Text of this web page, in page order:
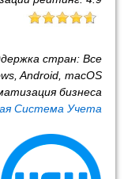
стран: Все
Android, macOS
бизнеса
Система Учета